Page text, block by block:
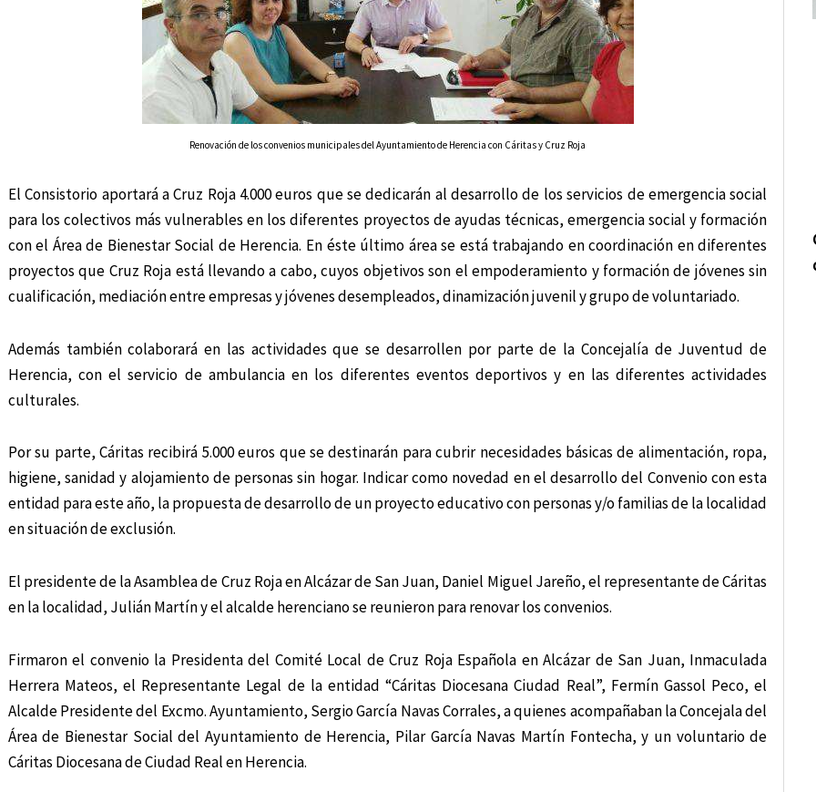
Renovación de los convenios municipales del Ayuntamiento de Herencia con Cáritas y Cruz Roja
El Consistorio aportará a Cruz Roja 4.000 euros que se dedicarán al desarrollo de los servicios de emergencia social
para los colectivos más vulnerables en los diferentes proyectos de ayudas técnicas, emergencia social y formación
con el Área de Bienestar Social de Herencia. En éste último área se está trabajando en coordinación en diferentes
proyectos que Cruz Roja está llevando a cabo, cuyos objetivos son el empoderamiento y formación de jóvenes sin
cualificación, mediación entre empresas y jóvenes desempleados, dinamización juvenil y grupo de voluntariado.
Además también colaborará en las actividades que se desarrollen por parte de la Concejalía de Juventud de
Herencia, con el servicio de ambulancia en los diferentes eventos deportivos y en las diferentes actividades
culturales.
Por su parte, Cáritas recibirá 5.000 euros que se destinarán para cubrir necesidades básicas de alimentación, ropa,
higiene, sanidad y alojamiento de personas sin hogar. Indicar como novedad en el desarrollo del Convenio con esta
entidad para este año, la propuesta de desarrollo de un proyecto educativo con personas y/o familias de la localidad
en situación de exclusión.
El presidente de la Asamblea de Cruz Roja en Alcázar de San Juan, Daniel Miguel Jareño, el representante de Cáritas
en la localidad, Julián Martín y el alcalde herenciano se reunieron para renovar los convenios.
Firmaron el convenio la Presidenta del Comité Local de Cruz Roja Española en Alcázar de San Juan, Inmaculada
Herrera Mateos, el Representante Legal de la entidad “Cáritas Diocesana Ciudad Real”, Fermín Gassol Peco, el
Alcalde Presidente del Excmo. Ayuntamiento, Sergio García Navas Corrales, a quienes acompañaban la Concejala del
Área de Bienestar Social del Ayuntamiento de Herencia, Pilar García Navas Martín Fontecha, y un voluntario de
Cáritas Diocesana de Ciudad Real en Herencia.